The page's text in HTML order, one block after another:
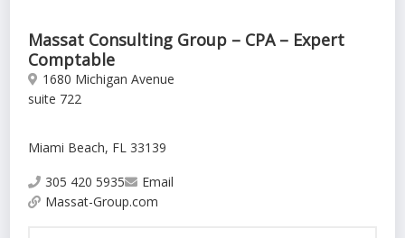
Massat Consulting Group – CPA – Expert
Comptable
1680 Michigan Avenue
suite 722
Miami Beach, FL 33139
305 420 5935
Email
Massat-Group.com